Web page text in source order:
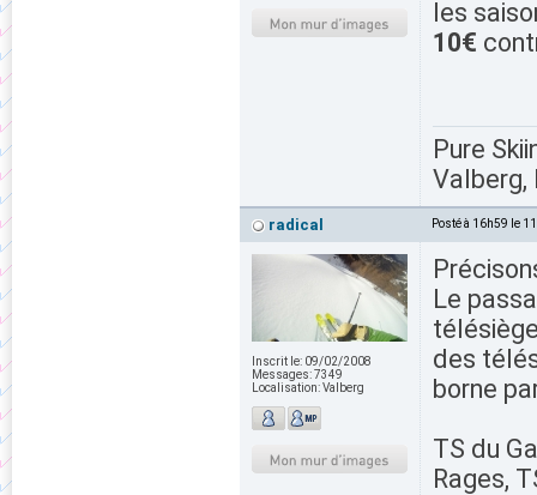
les
10€
Pure
Valberg,
radical Posté à 16h59 le
Inscrit le: 09/02/2008
Messages:7349
Localisation:Valberg
Le
des
borne
TS du
Rages,